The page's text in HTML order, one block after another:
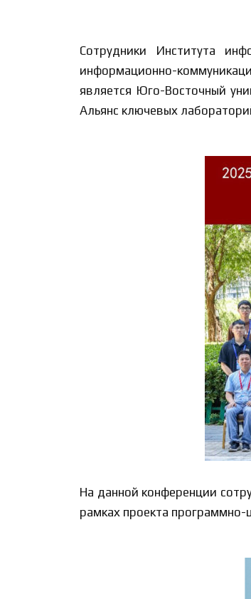
Сотрудники Института
информационно-
является Юго-Восточный
Альянс ключевых
На данной конференции
рамках проекта